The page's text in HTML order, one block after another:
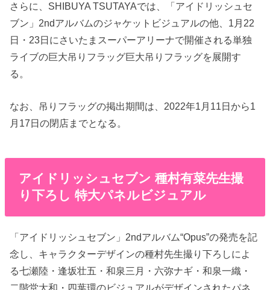
さらに、SHIBUYA TSUTAYAでは、「アイドリッシュセ
ブン」2ndアルバムのジャケットビジュアルの他、1月22
日・23日にさいたまスーパーアリーナで開催される単独
ライブの巨大吊りフラッグ巨大吊りフラッグを展開す
る。
なお、吊りフラッグの掲出期間は、2022年1月11日から1
月17日の閉店までとなる。
アイドリッシュセブン 種村有菜先生撮
り下ろし 特大パネルビジュアル
「アイドリッシュセブン」2ndアルバム“Opus”の発売を記
念し、キャラクターデザインの種村先生撮り下ろしによ
る七瀬陸・逢坂壮五・和泉三月・六弥ナギ・和泉一織・
二階堂大和・四葉環のビジュアルがデザインされたパネ